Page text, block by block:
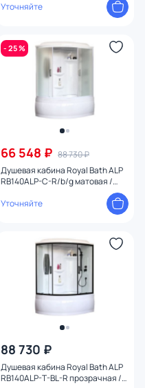
Уточняйте
- 25 %
66 548 ₽ 88 730 ₽
Душевая кабина Royal Bath ALP
RB140ALP-C-R/b/g матовая /
Уточняйте
88 730 ₽
Душевая кабина Royal Bath ALP
RB140ALP-T-BL-R прозрачная /